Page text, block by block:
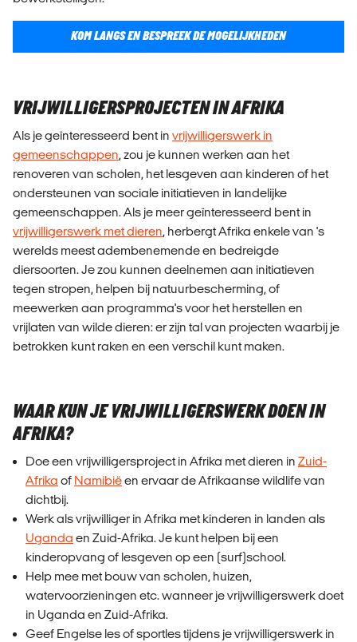
​KOM LANGS EN BESPREEK DE MOGELIJKHEDEN​
VRIJWILLIGERSPROJECTEN IN AFRIKA
Als je geïnteresseerd bent in vrijwilligerswerk in
gemeenschappen, zou je kunnen werken aan het
renoveren van scholen, het lesgeven aan kinderen of het
ondersteunen van sociale initiatieven in landelijke
gemeenschappen. Als je meer geïnteresseerd bent in
vrijwilligerswerk met dieren, herbergt Afrika enkele van 's
werelds meest adembenemende en bedreigde
diersoorten. Je zou kunnen deelnemen aan initiatieven
tegen stropen, helpen bij natuurbescherming, of
meewerken aan programma's voor het herstellen en
vrijlaten van wilde dieren: er zijn tal van projecten waarbij je
betrokken kunt raken en een verschil kunt maken.
WAAR KUN JE VRIJWILLIGERSWERK DOEN IN
AFRIKA?
Doe een vrijwilligersproject in Afrika met dieren in Zuid-
Afrika of Namibiëen ervaar de Afrikaanse wildlife van
dichtbij.
Werk als vrijwilliger in Afrika met kinderen in landen als
Uganda en Zuid-Afrika. Je kunt helpen bij een
kinderopvang of lesgeven op een (surf)school.
Help mee met bouw van scholen, huizen,
watervoorzieningen etc. wanneer je vrijwilligerswerk doet
in Uganda en Zuid-Afrika.
Geef Engelse les of sportles tijdens je vrijwilligerswerk in